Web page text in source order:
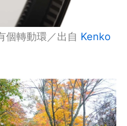
轉動環／出自 Kenko